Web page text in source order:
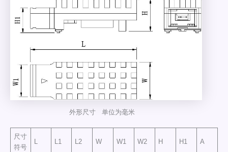
外形尺寸 单位为毫米
尺寸
符号
L L1 L2 W W1 W2 H H1 A